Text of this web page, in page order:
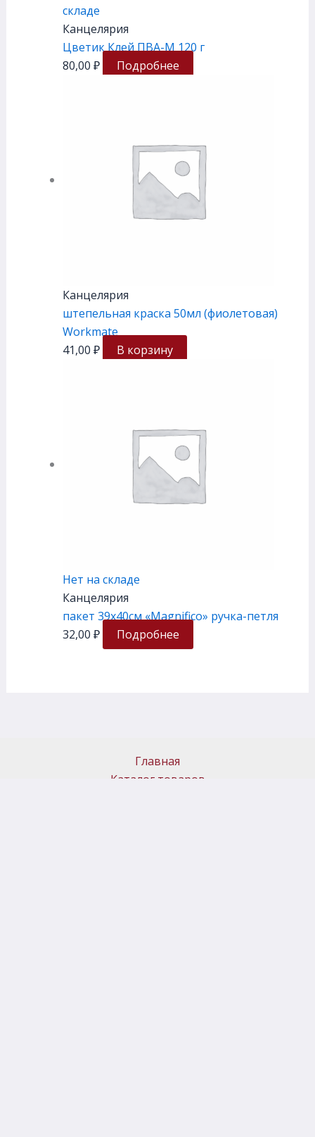
складе
Канцелярия
Цветик Клей ПВА-М 120 г
80,00 ₽ Подробнее
Канцелярия
штепельная краска 50мл (фиолетовая)
Workmate
41,00 ₽ В корзину
Нет на складе
Канцелярия
пакет 39х40см «Magnifico» ручка-петля
32,00 ₽ Подробнее
Главная
Каталог товаров